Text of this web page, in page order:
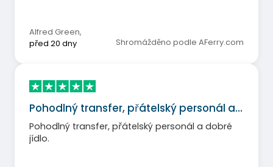
Alfred Green,
před 20 dny
Shromážděno podle AFerry.com
Pohodlný transfer, přátelský personál a…
Pohodlný transfer, přátelský personál a dobré
jídlo.